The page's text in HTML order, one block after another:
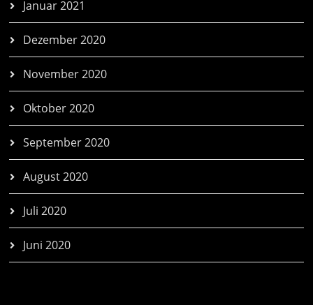
Januar 2021
Dezember 2020
November 2020
Oktober 2020
September 2020
August 2020
Juli 2020
Juni 2020